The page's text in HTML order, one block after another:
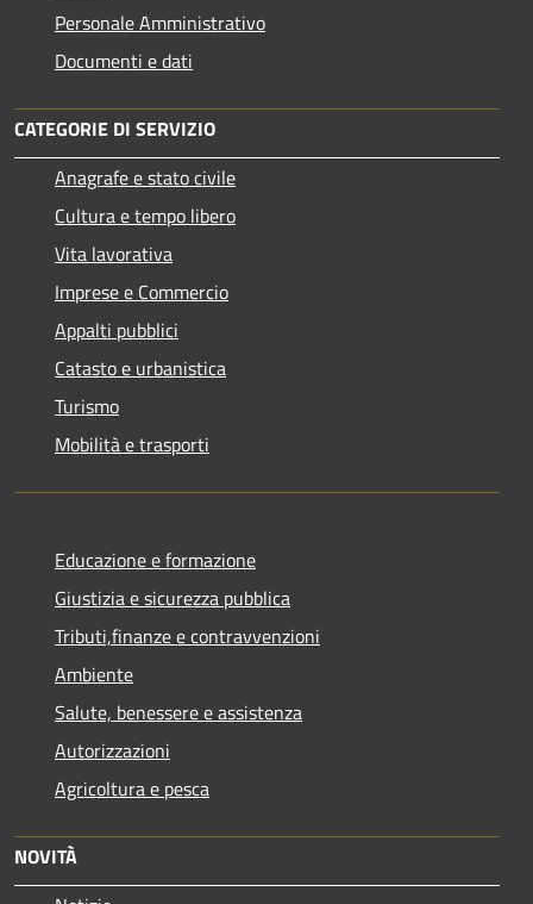
Personale Amministrativo
Documenti e dati
CATEGORIE DI SERVIZIO
Anagrafe e stato civile
Cultura e tempo libero
Vita lavorativa
Imprese e Commercio
Appalti pubblici
Catasto e urbanistica
Turismo
Mobilità e trasporti
Educazione e formazione
Giustizia e sicurezza pubblica
Tributi,finanze e contravvenzioni
Ambiente
Salute, benessere e assistenza
Autorizzazioni
Agricoltura e pesca
NOVITÀ